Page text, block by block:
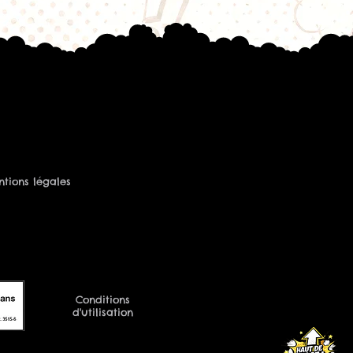
légales
Conditions
d'utilisation